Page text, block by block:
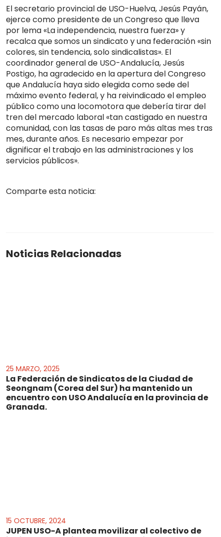
El secretario provincial de USO-Huelva, Jesús Payán,
ejerce como presidente de un Congreso que lleva
por lema «La independencia, nuestra fuerza» y
recalca que somos un sindicato y una federación «sin
colores, sin tendencia, solo sindicalistas». El
coordinador general de USO-Andalucía, Jesús
Postigo, ha agradecido en la apertura del Congreso
que Andalucía haya sido elegida como sede del
máximo evento federal, y ha reivindicado el empleo
público como una locomotora que debería tirar del
tren del mercado laboral «tan castigado en nuestra
comunidad, con las tasas de paro más altas mes tras
mes, durante años. Es necesario empezar por
dignificar el trabajo en las administraciones y los
servicios públicos».
Comparte esta noticia:
Noticias Relacionadas
25 MARZO, 2025
La Federación de Sindicatos de la Ciudad de
Seongnam (Corea del Sur) ha mantenido un
encuentro con USO Andalucía en la provincia de
Granada.
15 OCTUBRE, 2024
JUPEN USO-A plantea movilizar al colectivo de